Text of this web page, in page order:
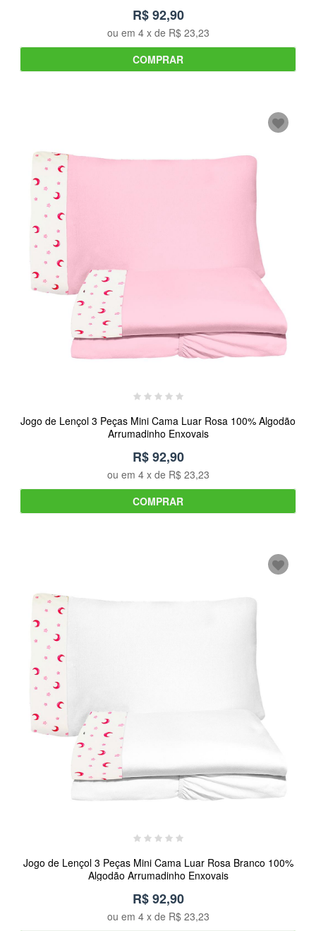
R$ 92,90
ou em 4x de R$ 23,23
COMPRAR
Jogo de Lençol 3 Peças Mini Cama Luar Rosa 100% Algodão
Arrumadinho Enxovais
R$ 92,90
ou em 4x de R$ 23,23
COMPRAR
Jogo de Lençol 3 Peças Mini Cama Luar Rosa Branco 100%
Algodão Arrumadinho Enxovais
R$ 92,90
ou em 4x de R$ 23,23